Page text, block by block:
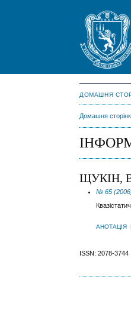
ДОМАШНЯ
Домашня
ЩУКІН,
№ 65
АНОТАЦІЯ
ISSN: 2078-3744